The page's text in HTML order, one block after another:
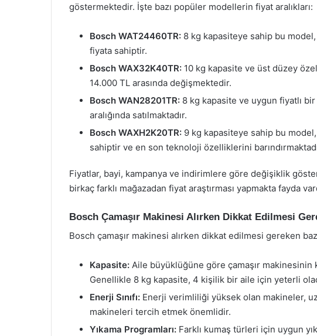
göstermektedir. İşte bazı popüler modellerin fiyat aralıkları:
Bosch WAT24460TR: 8 kg kapasiteye sahip bu
fiyata sahiptir.
Bosch WAX32K40TR: 10 kg kapasite ve üst düzey
14.000 TL arasında değişmektedir.
Bosch WAN28201TR: 8 kg kapasite ve uygun fiyatlı
aralığında satılmaktadır.
Bosch WAXH2K20TR: 9 kg kapasiteye sahip bu
sahiptir ve en son teknoloji özelliklerini
Fiyatlar, bayi, kampanya ve indirimlere göre değişiklik
birkaç farklı mağazadan fiyat araştırması yapmakta fayda
Bosch Çamaşır Makinesi Alırken Dikkat Edilmesi
Bosch çamaşır makinesi alırken dikkat edilmesi gereken
Kapasite: Aile büyüklüğüne göre çamaşır
Genellikle 8 kg kapasite, 4 kişilik bir aile için yeterli
Enerji Sınıfı: Enerji verimliliği yüksek olan makineler,
makineleri tercih etmek önemlidir.
Yıkama Programları: Farklı kumaş türleri için uygun